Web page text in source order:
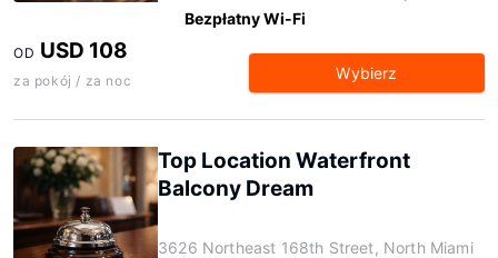
Bezpłatny Wi-Fi
OD USD 108
za pokój / za noc Wybierz
Top Location Waterfront
Balcony Dream
3626 Northeast 168th Street, North Miami